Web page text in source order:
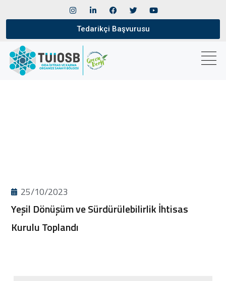
Tedarikçi Başvurusu
25/10/2023
Yeşil Dönüşüm ve Sürdürülebilirlik İhtisas
Kurulu Toplandı